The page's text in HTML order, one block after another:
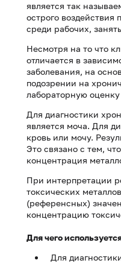
является так
острого воздействия
среди рабочих,
Несмотря на то что
отличается в
заболевания, на
подозрении на
лабораторную
Для диагностики
является моча. Для
кровь или мочу.
Это связано с тем,
концентрация
При интерпретации
токсических
(референсных)
концентрацию
Для чего
Для